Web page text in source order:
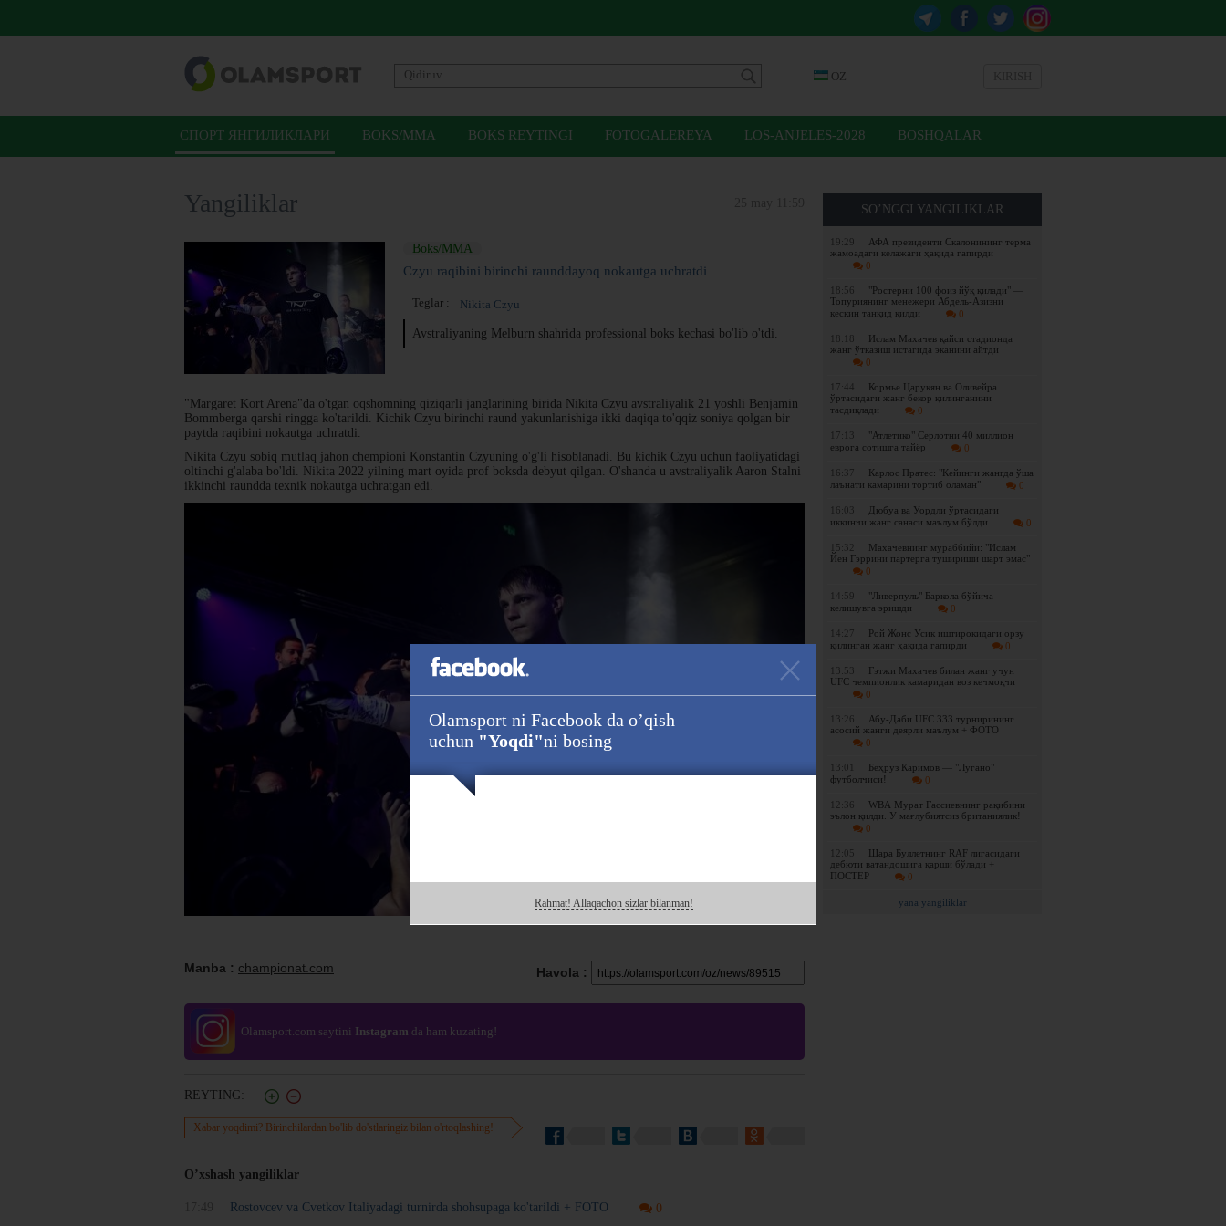
OZ
СПОРТ ЯНГИЛИКЛАРИ BOKS/MMA BOKS REYTINGI FOTOGALEREYA LOS-ANJELES-2028 BOSHQALAR
SO’NGGI YANGILIKLAR
19:29
АФА президенти Скалонининг терма
жамоадаги келажаги ҳақида гапирди
0
18:56
"Ростерни 100 фоиз йўқ қилади" —
Топуриянинг менежери Абдель-Азизни
кескин танқид қилди
0
18:18
Ислам Махачев қайси стадионда
жанг ўтказиш истагида эканини айтди
0
17:44
Кормье Царукян ва Оливейра
ўртасидаги жанг бекор қилинганини
тасдиқлади
0
17:13
"Атлетико" Серлотни 40 миллион
еврога сотишга тайёр
0
16:37
Карлос Пратес: "Кейинги жангда ўша
лаънати камарини тортиб оламан"
0
16:03
Дюбуа ва Уордли ўртасидаги
иккинчи жанг санаси маълум бўлди
0
15:32
Махачевнинг мураббийи: "Ислам
Йен Гэррини партерга тушириши шарт эмас"
0
14:59
"Ливерпуль" Баркола бўйича
келишувга эришди
0
14:27
Рой Жонс Усик иштирокидаги орзу
қилинган жанг ҳақида гапирди
0
13:53
Гэтжи Махачев билан жанг учун
UFC чемпионлик камаридан воз кечмоқчи
0
13:26
Абу-Даби UFC 333 турнирининг
асосий жанги деярли маълум + ФОТО
0
13:01
Беҳруз Каримов — "Лугано"
футболчиси!
0
12:36
WBА Мурат Гассиевнинг рақибини
эълон қилди. У мағлубиятсиз британиялик!
0
12:05
Шара Буллетнинг RAF лигасидаги
дебюти ватандошига қарши бўлади +
ПОСТЕР
0
yana yangiliklar
Yangiliklar
Boks/MMA
Czyu raqibini birinchi raunddayoq nokautga uchratdi
Teglar : Nikita Czyu
Avstraliyaning Melburn shahrida professional boks kechasi bo'lib o'tdi.
"Margaret Kort Arena"da o'tgan oqshomning qiziqarli janglarining birida Nikita Czyu avstraliyalik 21 yoshli Benjamin
Bommberga qarshi ringga ko'tarildi. Kichik Czyu birinchi raund yakunlanishiga ikki daqiqa to'qqiz soniya qolgan bir
paytda raqibini nokautga uchratdi.
Nikita Czyu sobiq mutlaq jahon chempioni Konstantin Czyuning o'g'li hisoblanadi. Bu kichik Czyu uchun faoliyatidagi
oltinchi g'alaba bo'ldi. Nikita 2022 yilning mart oyida prof boksda debyut qilgan. O'shanda u avstraliyalik Aaron Stalni
ikkinchi raundda texnik nokautga uchratgan edi.
Havola :
Manba : championat.com
Olamsport.com saytini Instagram da ham kuzating!
REYTING:
Xabar yoqdimi? Birinchilardan bo'lib do'stlaringiz bilan o'rtoqlashing!
O’xshash yangiliklar
Rostovcev va Cvetkov Italiyadagi turnirda shohsupaga ko'tarildi + FOTO 0
Olamsport ni Facebook da o’qish
uchun "Yoqdi"ni bosing
Rahmat! Allaqachon sizlar bilanman!